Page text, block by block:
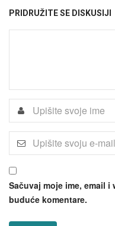
PRIDRUŽITE SE DISKUSIJI
Sačuvaj moje ime, email
buduće komentare.